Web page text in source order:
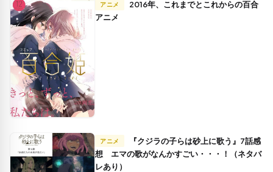
アニメ
アニメ
アニメ
想 エマの歌がなんかすごい・・・！（ネタバ
レあり）